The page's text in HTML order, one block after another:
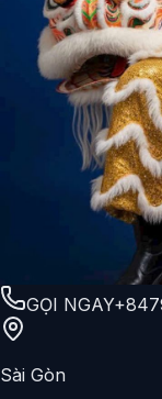
GỌI NGAY
Sài Gòn